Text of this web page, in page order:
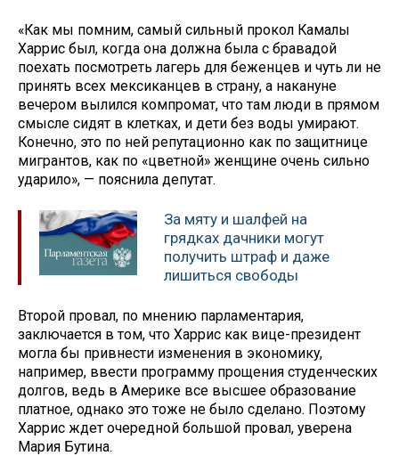
«Как мы помним, самый сильный прокол Камалы
Харрис был, когда она должна была с бравадой
поехать посмотреть лагерь для беженцев и чуть ли не
принять всех мексиканцев в страну, а накануне
вечером вылился компромат, что там люди в прямом
смысле сидят в клетках, и дети без воды умирают.
Конечно, это по ней репутационно как по защитнице
мигрантов, как по «цветной» женщине очень сильно
ударило», — пояснила депутат.
За мяту и шалфей на
грядках дачники могут
получить штраф и даже
лишиться свободы
Второй провал, по мнению парламентария,
заключается в том, что Харрис как вице-президент
могла бы привнести изменения в экономику,
например, ввести программу прощения студенческих
долгов, ведь в Америке все высшее образование
платное, однако это тоже не было сделано. Поэтому
Харрис ждет очередной большой провал, уверена
Мария Бутина.